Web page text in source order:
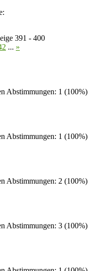
391 - 400
... »
Abstimmungen: 1 (100%)
Abstimmungen: 1 (100%)
Abstimmungen: 2 (100%)
Abstimmungen: 3 (100%)